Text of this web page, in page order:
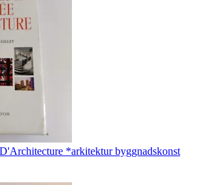
*arkitektur byggnadskonst